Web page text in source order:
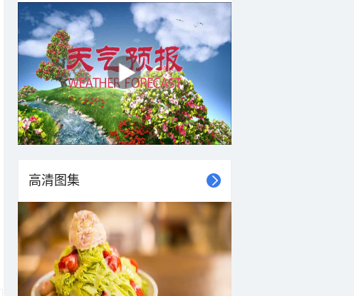
20时 21时 22时 23时 00时 01时
<3级 <3级 <3级 <3级
高清图集